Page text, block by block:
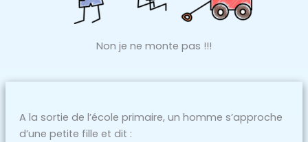
Non je ne monte pas !!!
A la sortie de l’école primaire, un homme s’approche
d’une petite fille et dit :